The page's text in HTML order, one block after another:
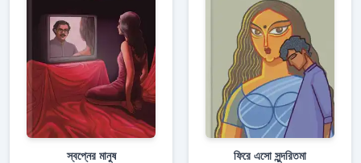
স্বপ্নের মানুষ ফিরে এসো সুন্দরিতমা